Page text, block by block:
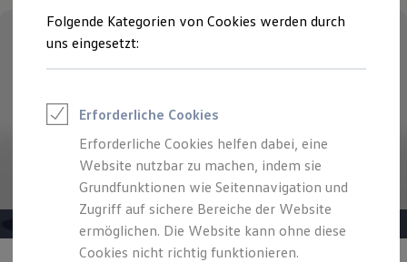
Saisonangebote
Reifenpakete
Leasing
Leasing-Angebote
Elektroauto Leasing
Kleinwagen-Leasing
Leasing ohne Anzahlung
Finanzierung
Autokredit mit Schlussrate
Versicherungen und Garantien
Kfz-Versicherung
Restschuldversicherungen
Garantien
Folgende Kategorien von Cookies werden durch
uns eingesetzt:
Erforderliche Cookies
Erforderliche Cookies helfen dabei, eine
Website nutzbar zu machen, indem sie
Grundfunktionen wie Seitennavigation und
Zugriff auf sichere Bereiche der Website
ermöglichen. Die Website kann ohne diese
Cookies nicht richtig funktionieren.